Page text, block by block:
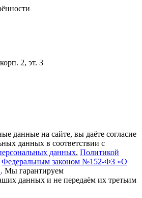
2, эт. 3
данные на сайте, вы даёте согласие
данных в соответствии с
данных, Политикой
Федеральным законом №152-ФЗ «О
. Мы гарантируем
данных и не передаём их третьим